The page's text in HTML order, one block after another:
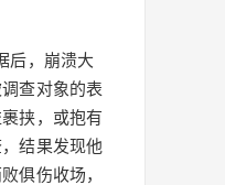
后，崩溃大
查对象的表
挟，或抱有
结果发现他
俱伤收场，